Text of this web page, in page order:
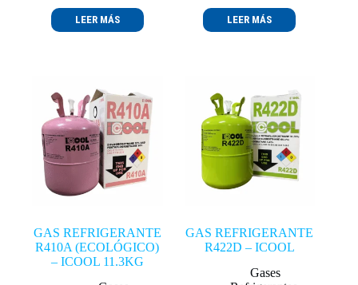
LEER MÁS LEER MÁS
GAS REFRIGERANTE
R410A (ECOLÓGICO)
– ICOOL 11.3KG
GAS REFRIGERANTE
R422D – ICOOL
Gases